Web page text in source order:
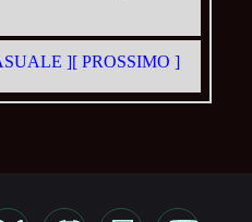
][ PROSSIMO ]